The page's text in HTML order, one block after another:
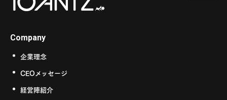
Company
企業理念
CEOメッセージ
経営陣紹介